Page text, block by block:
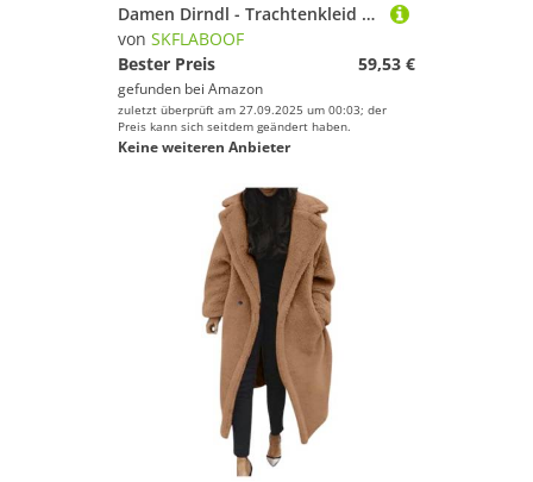
Damen Dirndl - Trachtenkleid Midi Kleid Hochgeschlossen Oktoberfest Trachtenmode Trachtenkleider Bluse Beige, S
von SKFLABOOF
Bester Preis
59,53 €
gefunden bei Amazon
zuletzt überprüft am 27.09.2025 um 00:03; der
Preis kann sich seitdem geändert haben.
Keine weiteren Anbieter